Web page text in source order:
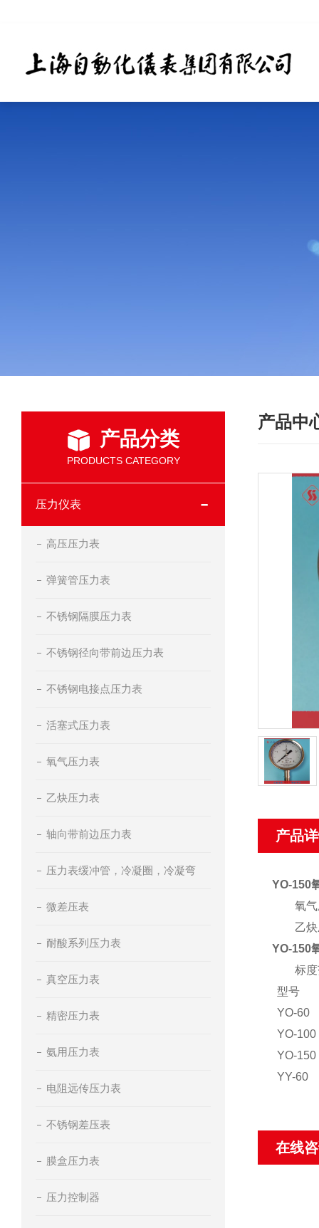
产品分类
PRODUCTS CATEGORY
压力仪表
高压压力表
弹簧管压力表
不锈钢隔膜压力表
不锈钢径向带前边压力表
不锈钢电接点压力表
活塞式压力表
氧气压力表
乙炔压力表
轴向带前边压力表
压力表缓冲管，冷凝圈，冷凝弯
微差压表
耐酸系列压力表
真空压力表
精密压力表
氨用压力表
电阻远传压力表
不锈钢差压表
膜盒压力表
压力控制器
产品中
产品
YO-150
氧气压
乙炔压
YO-150
标度
型号
YO-60
YO-100
YO-150
YY-60
在线